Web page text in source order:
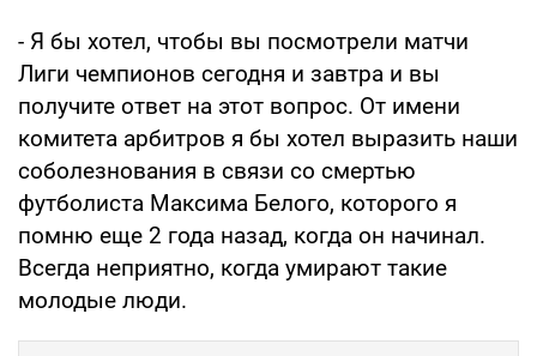
- Я бы хотел, чтобы вы посмотрели матчи
Лиги чемпионов сегодня и завтра и вы
получите ответ на этот вопрос. От имени
комитета арбитров я бы хотел выразить наши
соболезнования в связи со смертью
футболиста Максима Белого, которого я
помню еще 2 года назад, когда он начинал.
Всегда неприятно, когда умирают такие
молодые люди.